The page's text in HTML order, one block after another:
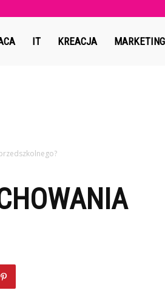
IT KREACJA MARKETING